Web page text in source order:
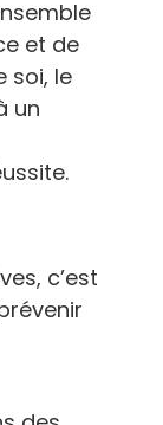
et de
soi, le
un
c’est